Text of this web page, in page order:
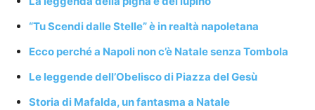
“Tu Scendi dalle Stelle” è in realtà napoletana
Ecco perché a Napoli non c’è Natale senza Tombola
Le leggende dell’Obelisco di Piazza del Gesù
Storia di Mafalda, un fantasma a Natale